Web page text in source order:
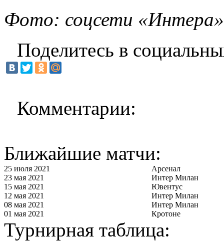
Фото: соцсети «Интера»
Поделитесь в
Комментарии:
Ближайшие матчи:
25 июля 2021
Арсенал
23 мая 2021
Интер Милан
15 мая 2021
Ювентус
12 мая 2021
Интер Милан
08 мая 2021
Интер Милан
01 мая 2021
Кротоне
Турнирная таблица: